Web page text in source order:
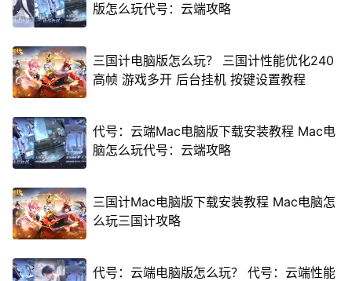
版怎么玩代号：云端攻略
三国计电脑版怎么玩？ 三国计性能优化240
高帧 游戏多开 后台挂机 按键设置教程
代号：云端Mac电脑版下载安装教程 Mac电
脑怎么玩代号：云端攻略
三国计Mac电脑版下载安装教程 Mac电脑怎
么玩三国计攻略
代号：云端电脑版怎么玩？ 代号：云端性能